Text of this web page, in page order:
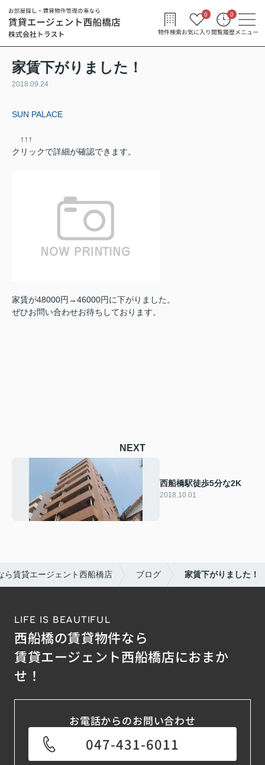
物件検索お気に入り
0
閲覧履歴
0
メニュー
家賃下がりました！
2018.09.24
SUN PALACE
↑↑↑
クリックで詳細が確認できます。
家賃が48000円→46000円に下がりました。
ぜひお問い合わせお待ちしております。
NEXT
西船橋駅徒歩5分な2K
2018.10.01
ら賃貸エージェント西船橋店 ブログ 家賃下がりました！
LIFE IS BEAUTIFUL
西船橋の賃貸物件なら
賃貸エージェント西船橋店におまか
せ！
お電話からのお問い合わせ
047-431-6011